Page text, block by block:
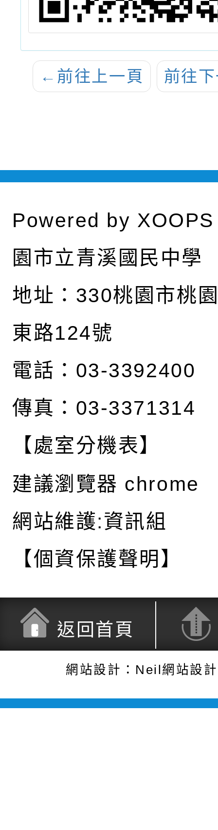
← 前往上一頁 前往
Powered by XOOPS
園市立青溪國民中學
地址： 330桃園市桃
東路124號
電話：03-3392400
傳真：03-3371314
【處室分機表】
建議瀏覽器 chrome
網站維護:資訊組
【個資保護聲明】
返回首頁
網站設計：Neil網站設